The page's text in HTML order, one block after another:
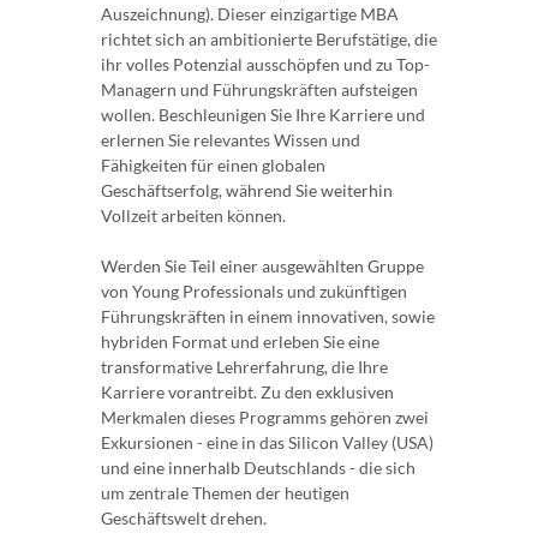
Auszeichnung). Dieser einzigartige MBA
richtet sich an ambitionierte Berufstätige, die
ihr volles Potenzial ausschöpfen und zu Top-
Managern und Führungskräften aufsteigen
wollen. Beschleunigen Sie Ihre Karriere und
erlernen Sie relevantes Wissen und
Fähigkeiten für einen globalen
Geschäftserfolg, während Sie weiterhin
Vollzeit arbeiten können.
Werden Sie Teil einer ausgewählten Gruppe
von Young Professionals und zukünftigen
Führungskräften in einem innovativen, sowie
hybriden Format und erleben Sie eine
transformative Lehrerfahrung, die Ihre
Karriere vorantreibt. Zu den exklusiven
Merkmalen dieses Programms gehören zwei
Exkursionen - eine in das Silicon Valley (USA)
und eine innerhalb Deutschlands - die sich
um zentrale Themen der heutigen
Geschäftswelt drehen.